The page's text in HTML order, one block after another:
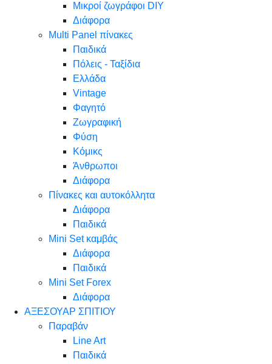
Μικροί ζωγράφοι DIY
Διάφορα
Multi Panel πίνακες
Παιδικά
Πόλεις - Ταξίδια
Ελλάδα
Vintage
Φαγητό
Ζωγραφική
Φύση
Κόμικς
Άνθρωποι
Διάφορα
Πίνακες και αυτοκόλλητα
Διάφορα
Παιδικά
Mini Set καμβάς
Διάφορα
Παιδικά
Mini Set Forex
Διάφορα
ΑΞΕΣΟΥΑΡ ΣΠΙΤΙΟΥ
Παραβάν
Line Art
Παιδικά